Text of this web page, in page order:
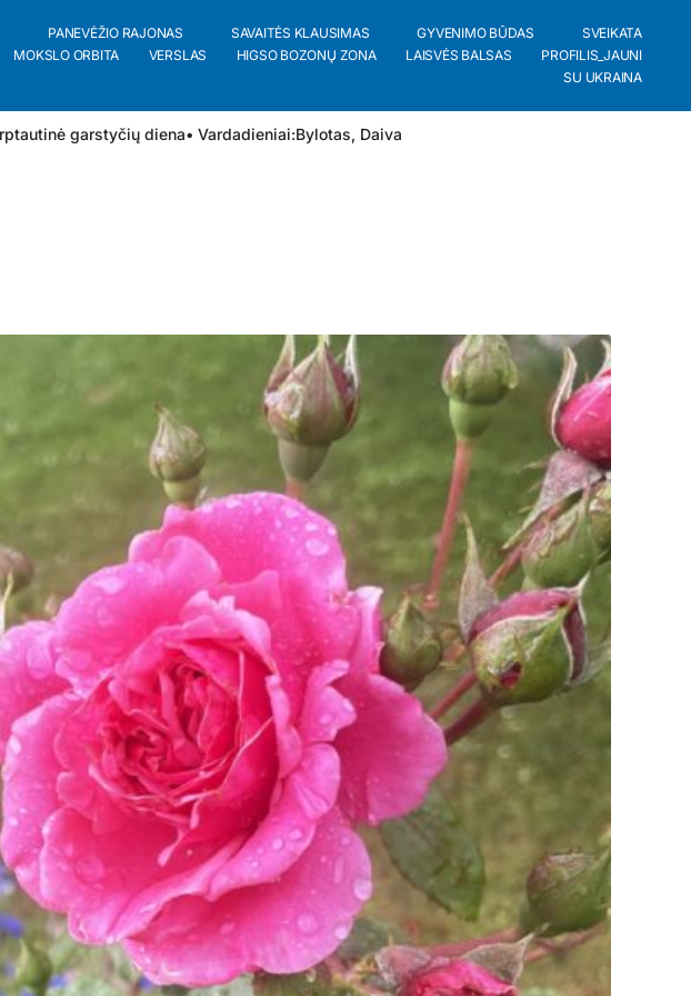
PANEVĖŽIO RAJONAS SAVAITĖS KLAUSIMAS GYVENIMO BŪDAS
SVEIKATA
MOKSLO ORBITA VERSLAS HIGSO BOZONŲ ZONA LAISVĖS BALSAS
PROFILIS_JAUNI
SU UKRAINA
garstyčių diena• Vardadieniai:Bylotas, Daiva